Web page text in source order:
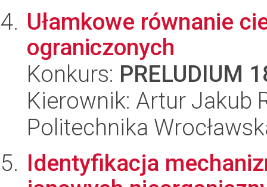
Ułamkowe równanie
ograniczonych
Konkurs: PRELUDIUM
Kierownik: Artur Jakub
Politechnika
Identyfikacja